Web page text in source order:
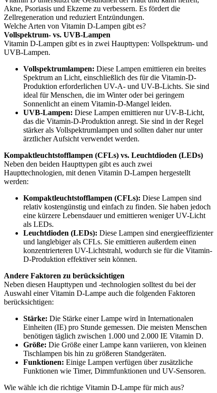
Akne, Psoriasis und Ekzeme zu verbessern. Es fördert die
Zellregeneration und reduziert Entzündungen.
Welche Arten von Vitamin D-Lampen gibt es?
Vollspektrum- vs. UVB-Lampen
Vitamin D-Lampen gibt es in zwei Haupttypen: Vollspektrum- und
UVB-Lampen.
Vollspektrumlampen: Diese Lampen emittieren ein breites
Spektrum an Licht, einschließlich des für die Vitamin-D-
Produktion erforderlichen UV-A- und UV-B-Lichts. Sie sind
ideal für Menschen, die im Winter oder bei geringem
Sonnenlicht an einem Vitamin-D-Mangel leiden.
UVB-Lampen: Diese Lampen emittieren nur UV-B-Licht,
das die Vitamin-D-Produktion anregt. Sie sind in der Regel
stärker als Vollspektrumlampen und sollten daher nur unter
ärztlicher Aufsicht verwendet werden.
Kompaktleuchtstofflampen (CFLs) vs. Leuchtdioden (LEDs)
Neben den beiden Haupttypen gibt es auch zwei
Haupttechnologien, mit denen Vitamin D-Lampen hergestellt
werden:
Kompaktleuchtstofflampen (CFLs): Diese Lampen sind
relativ kostengünstig und einfach zu finden. Sie haben jedoch
eine kürzere Lebensdauer und emittieren weniger UV-Licht
als LEDs.
Leuchtdioden (LEDs): Diese Lampen sind energieeffizienter
und langlebiger als CFLs. Sie emittieren außerdem einen
konzentrierteren UV-Lichtstrahl, wodurch sie für die Vitamin-
D-Produktion effektiver sein können.
Andere Faktoren zu berücksichtigen
Neben diesen Haupttypen und -technologien solltest du bei der
Auswahl einer Vitamin D-Lampe auch die folgenden Faktoren
berücksichtigen:
Stärke: Die Stärke einer Lampe wird in Internationalen
Einheiten (IE) pro Stunde gemessen. Die meisten Menschen
benötigen täglich zwischen 1.000 und 2.000 IE Vitamin D.
Größe: Die Größe einer Lampe kann variieren, von kleinen
Tischlampen bis hin zu größeren Standgeräten.
Funktionen: Einige Lampen verfügen über zusätzliche
Funktionen wie Timer, Dimmfunktionen und UV-Sensoren.
Wie wähle ich die richtige Vitamin D-Lampe für mich aus?